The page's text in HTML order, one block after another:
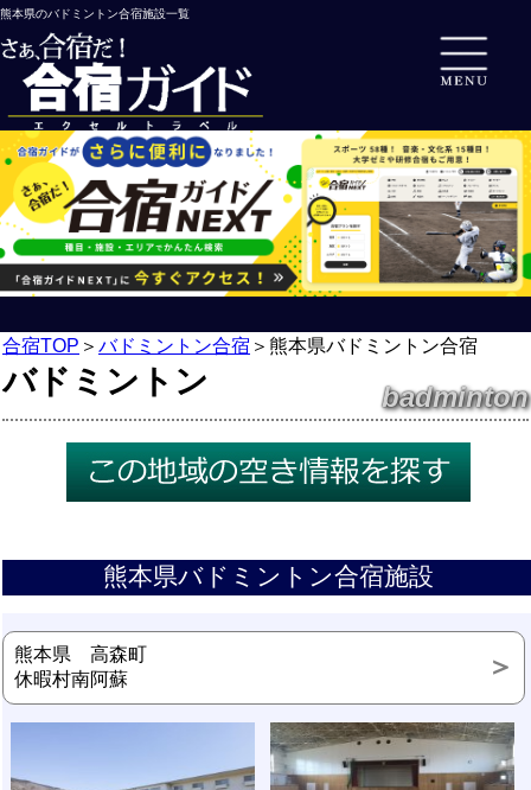
熊本県のバドミントン合宿施設一覧
合宿TOP ＞ バドミントン合宿 ＞ 熊本県バドミントン合宿
バドミントン badminton
熊本県バドミントン合宿施設
熊本県 高森町
休暇村南阿蘇